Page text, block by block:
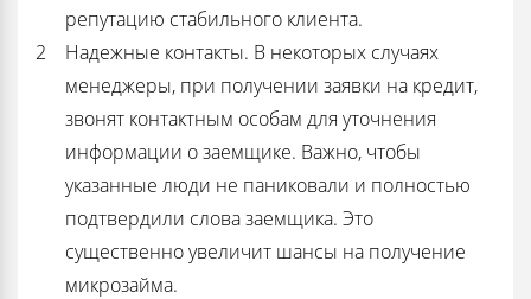
репутацию стабильного клиента.
Надежные контакты. В некоторых случаях
менеджеры, при получении заявки на кредит,
звонят контактным особам для уточнения
информации о заемщике. Важно, чтобы
указанные люди не паниковали и полностью
подтвердили слова заемщика. Это
существенно увеличит шансы на получение
микрозайма.